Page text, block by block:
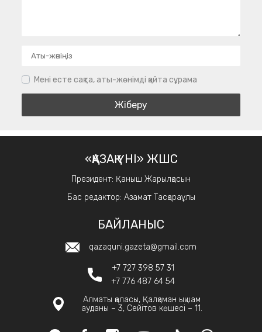
Мені есте сақта, аты-жөнімді қайта сұрама
«ҚАЗАҚ ҮНІ» ЖШС
Президент: Қаныш Жарылқасын
Бас редактор: Азамат Тасқараұлы
БАЙЛАНЫС
qazaquni.gazeta@gmail.com
+7 727 398 57 31
+7 776 487 64 54
Алматы қаласы, Қалқаман ықшам
ауданы – 3, Сейітов көшесі – 11.